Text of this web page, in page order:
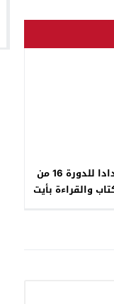
ندوة صحفية استعدادا للدورة 16 من
والقراءة بأيت